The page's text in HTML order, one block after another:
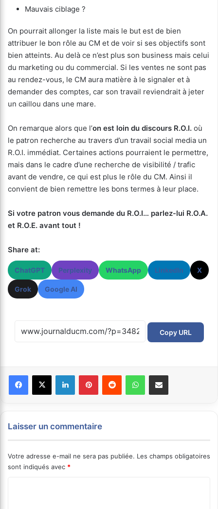
Mauvais ciblage ?
On pourrait allonger la liste mais le but est de bien
attribuer le bon rôle au CM et de voir si ses objectifs sont
bien atteints. Au delà ce n’est plus son business mais celui
du marketing ou du commercial. Si les ventes ne sont pas
au rendez-vous, le CM aura matière à le signaler et à
demander des comptes, car son travail reviendrait à jeter
un caillou dans une mare.
On remarque alors que l’on est loin du discours R.O.I. où
le patron recherche au travers d’un travail social media un
R.O.I. immédiat. Certaines actions pourraient le permettre,
mais dans le cadre d’une recherche de visibilité / trafic
avant de vendre, ce qui est plus le rôle du CM. Ainsi il
convient de bien remettre les bons termes à leur place.
Si votre patron vous demande du R.O.I… parlez-lui R.O.A.
et R.O.E. avant tout !
Share at:
ChatGPT Perplexity WhatsApp LinkedIn X
Grok Google AI
Copy URL
Laisser un commentaire
Votre adresse e-mail ne sera pas publiée. Les champs obligatoires
sont indiqués avec *